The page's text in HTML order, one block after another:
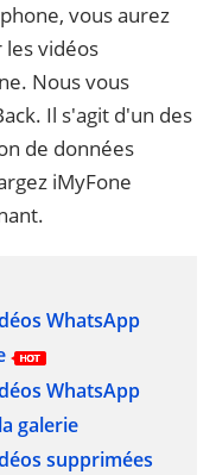
vous aurez
vidéos
Nous vous
Il s'agit d'un des
de données
iMyFone
WhatsApp
WhatsApp
galerie
supprimées